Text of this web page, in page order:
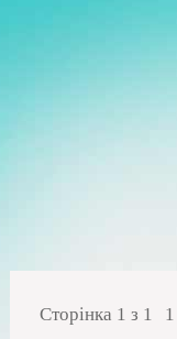
Сторінка 1 з 1 1